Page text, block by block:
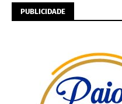
PUBLICIDADE